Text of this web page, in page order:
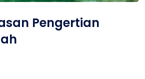
Pengertian